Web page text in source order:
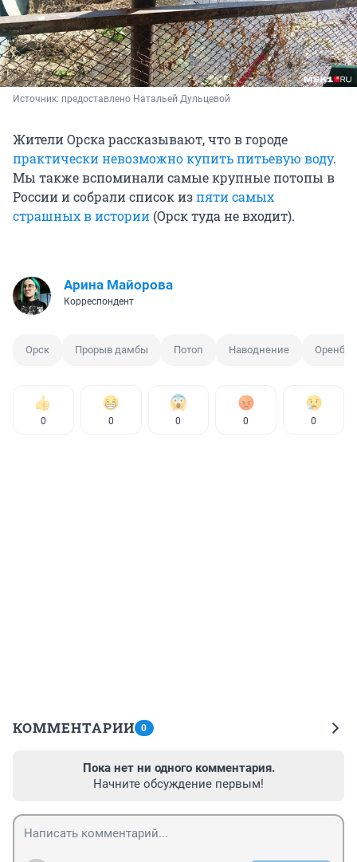
Источник: предоставлено Натальей Дульцевой
Жители Орска рассказывают, что в городе
практически невозможно купить питьевую воду.
Мы также вспоминали самые крупные потопы в
России и собрали список изпяти самых
страшных в истории (Орск туда не входит).
Арина Майорова
Корреспондент
Орск Прорыв дамбы Потоп Наводнение
0 0 0 0 0
КОММЕНТАРИИ 0
Пока нет ни одного комментария.
Начните обсуждение первым!